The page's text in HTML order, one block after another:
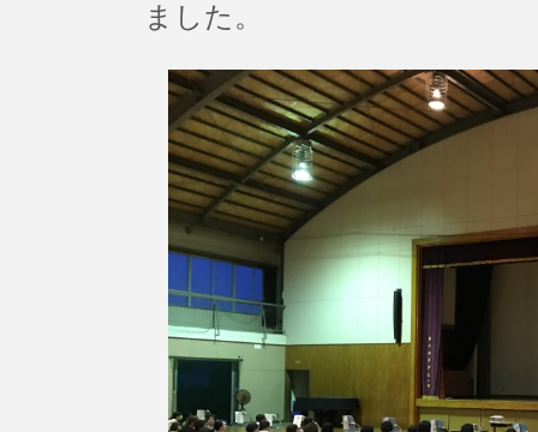
ました。